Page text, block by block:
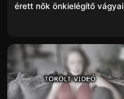
érett nők önkielégítő vágyai